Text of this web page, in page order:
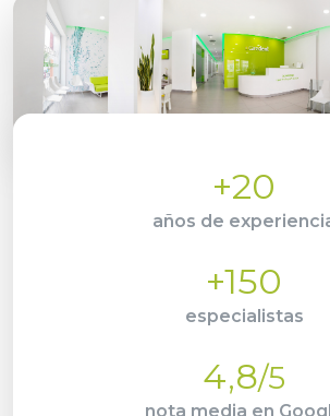
+20
años de
+150
especialistas
4,8/5
nota media en